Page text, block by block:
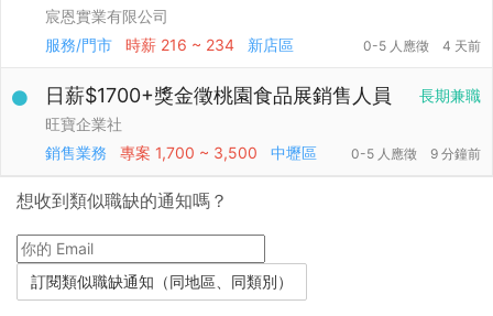
宸恩實業有限公司
服務/門市
時薪 216 ~ 234 新店區 0-5 人應徵 4 天前
長期兼職
日薪$1700+獎金徵桃園食品展銷售人員
旺寶企業社
銷售業務
專案 1,700 ~ 3,500 中壢區 0-5 人應徵 9 分鐘前
想收到類似職缺的通知嗎？